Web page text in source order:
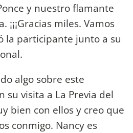
y nuestro flamante
¡¡¡Gracias miles. Vamos
la participante junto a su
algo sobre este
su visita a La Previa del
bien con ellos y creo que
conmigo. Nancy es